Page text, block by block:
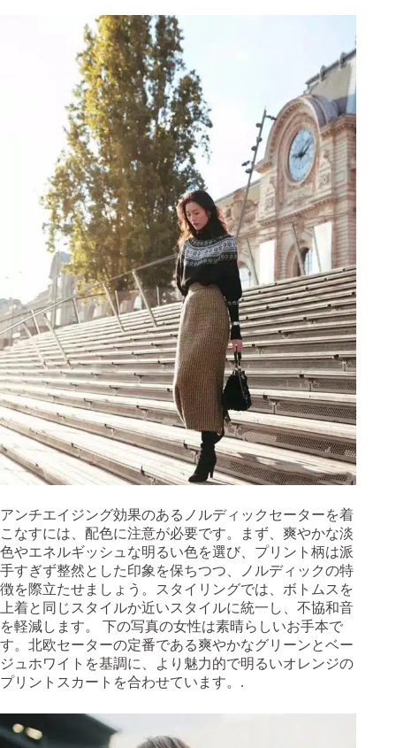
アンチエイジング効果のあるノルディックセーターを着
こなすには、配色に注意が必要です。まず、爽やかな淡
色やエネルギッシュな明るい色を選び、プリント柄は派
手すぎず整然とした印象を保ちつつ、ノルディックの特
徴を際立たせましょう。スタイリングでは、ボトムスを
上着と同じスタイルか近いスタイルに統一し、不協和音
を軽減します。 下の写真の女性は素晴らしいお手本で
す。北欧セーターの定番である爽やかなグリーンとベー
ジュホワイトを基調に、より魅力的で明るいオレンジの
プリントスカートを合わせています。.